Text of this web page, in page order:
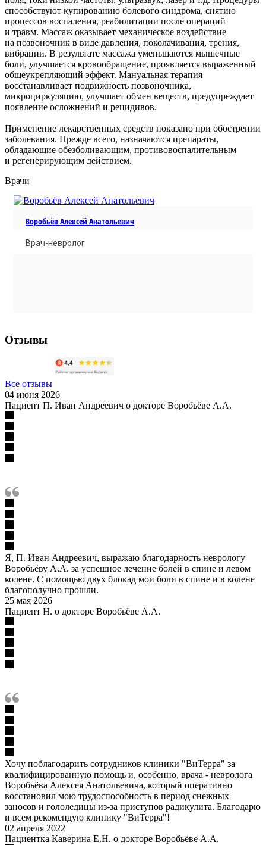
способствуют купированию болевого синдрома, снятию
процессов воспаления, реабилитации после операций
и травм. Массаж оказывает механическое воздействие
на позвоночник в виде давления, поколачивания, трения,
вибрации. В результате массажа уменьшаются мышечные
боли, улучшается кровообращение, проявляется выраженный
общеукрепляющий эффект. Мануальная терапия
восстанавливает подвижность позвоночника,
микроциркуляцию, улучшает обмен веществ, предупреждает
появление осложнений и рецидивов.
Применение лекарственных средств показано при обострении
заболевания. Прежде всего, назначаются препараты,
обладающие обезболивающим, противовоспалительным
и регенерирующим действием.
Врачи
Воробьёв Алексей Анатольевич
Врач-невролог
Отзывы
Все отзывы
04 июня 2026
Пациент П. Иван Андреевич о докторе Воробьёве А.А.
Я, П. Иван Андреевич, выражаю благодарность неврологу
Воробьёву А.А. за успешное лечение болей в спине и левом
колене. С помощью двух блокад мои боли в спине и в колене
благополучно прошли.
25 мая 2026
Пациент Н. о докторе Воробьёве А.А.
Хочу поблагодарить сотрудников клиники "ВиТерра" за
квалифицированную помощь и, особенно, врача - невролога
Воробьёва Алексея Анатольевича, который оперативно
восстановил мою трудоспособность в период снежных
заносов и гололедицы из-за приступов радикулита. Благодарю
и всем рекомендую клинику "ВиТерра"!
02 апреля 2022
Пациентка Каверина Е.Н. о докторе Воробьёве А.А.